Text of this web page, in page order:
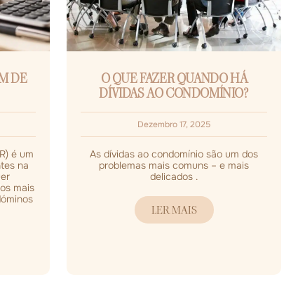
DE
é um
na
mais
O QUE FAZER QUANDO HÁ
DÍVIDAS AO CONDOMÍNIO?
Dezembro 17, 2025
As dívidas ao condomínio são um dos
problemas mais comuns – e mais
delicados .
LER MAIS